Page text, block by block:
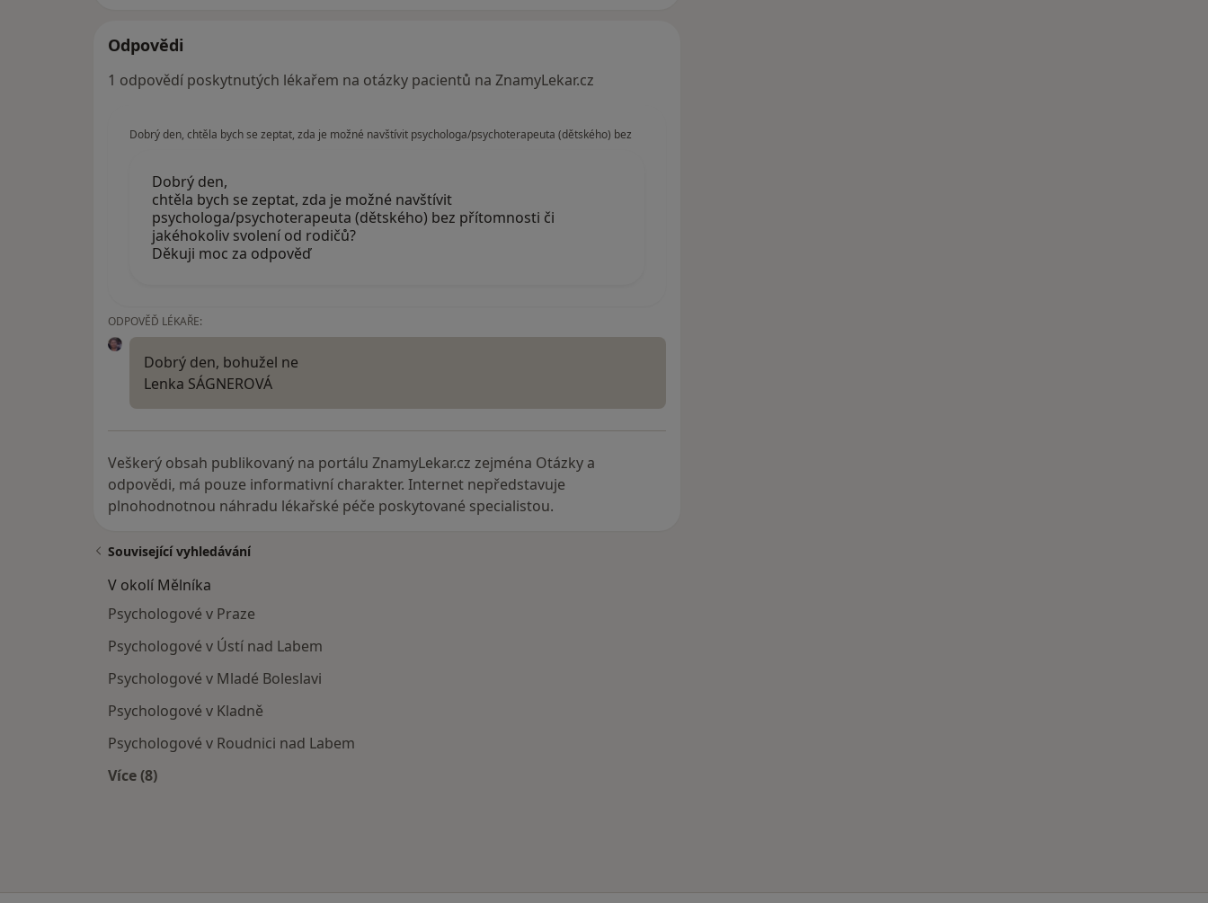
Odpovědi
1 odpovědí poskytnutých lékařem na otázky pacientů na ZnamyLekar.cz
Dobrý den, chtěla bych se zeptat, zda je možné navštívit psychologa/psychoterapeuta (dětského) bez
Dobrý den,
chtěla bych se zeptat, zda je možné navštívit
psychologa/psychoterapeuta (dětského) bez přítomnosti či
jakéhokoliv svolení od rodičů?
Děkuji moc za odpověď
ODPOVĚĎ LÉKAŘE:
Dobrý den, bohužel ne
Lenka SÁGNEROVÁ
Veškerý obsah publikovaný na portálu ZnamyLekar.cz zejména Otázky a
odpovědi, má pouze informativní charakter. Internet nepředstavuje
plnohodnotnou náhradu lékařské péče poskytované specialistou.
Související vyhledávání
V okolí Mělníka
Psychologové v Praze
Psychologové v Ústí nad Labem
Psychologové v Mladé Boleslavi
Psychologové v Kladně
Psychologové v Roudnici nad Labem
Více (8)